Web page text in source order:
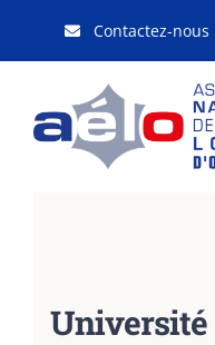
Contactez-nous
Université